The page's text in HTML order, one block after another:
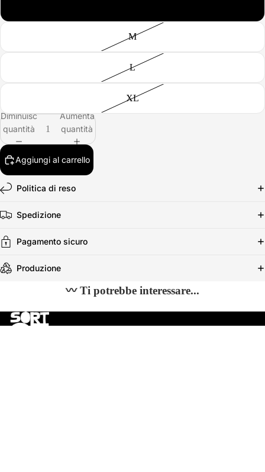
M
L
XL
Diminuisci
quantità
Aumenta
quantità
Aggiungi al carrello
Politica di reso
Spedizione
Pagamento sicuro
Produzione
〰 Ti potrebbe interessare...